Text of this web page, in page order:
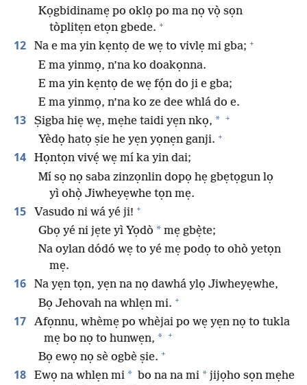
Kọgbidinamẹ po oklọ po ma nọ vọ̀ sọn
tòplitẹn etọn gbede. +
12 Na e ma yin kẹntọ de wẹ to vivlẹ mi gba; +
E ma yinmọ, n’na ko doakọnna.
E ma yin kẹntọ de wẹ fọ́n do ji e gba;
E ma yinmọ, n’na ko ze dee whlá do e.
13 Ṣigba hiẹ wẹ, mẹhe taidi yẹn nkọ, * +
Yèdọ hatọ ṣie he yẹn yọnẹn ganji. +
14
Họntọn vivẹ́ wẹ mí ka yin dai;
Mí sọ nọ saba zinzọnlin dopọ hẹ gbẹtọgun lọ
yì ohọ̀ Jiwheyẹwhe tọn mẹ.
15 Vasudo ni wá yé ji! +
Gbọ yé ni jẹte yì Yọdò * mẹ gbẹ̀te;
Na oylan dódó wẹ to yé mẹ podọ to ohò yetọn
mẹ.
16
Na yẹn tọn, yẹn na nọ dawhá ylọ Jiwheyẹwhe,
Bọ Jehovah na whlẹn mi. +
17
Afọnnu, whèmẹ po whèjai po wẹ yẹn nọ to tukla
mẹ bo nọ to hunwẹn, * +
Bọ ewọ nọ sè ogbè ṣie. +
18 Ewọ na whlẹn mi * bo na na mi * jijọho sọn mẹhe